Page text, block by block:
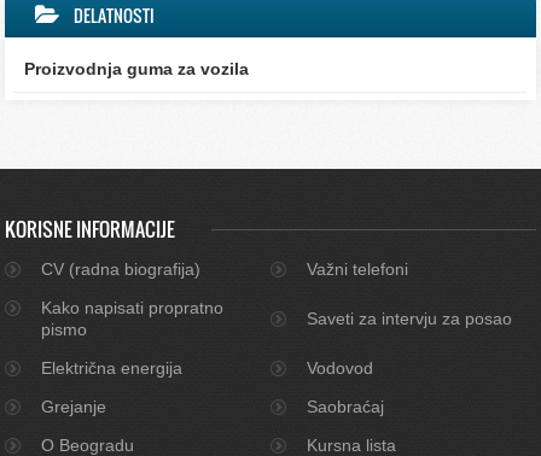
DELATNOSTI
Proizvodnja guma za vozila
KORISNE INFORMACIJE
CV (radna biografija)
Važni telefoni
Kako napisati propratno
pismo
Saveti za intervju za posao
Električna energija
Vodovod
Grejanje
Saobraćaj
O Beogradu
Kursna lista